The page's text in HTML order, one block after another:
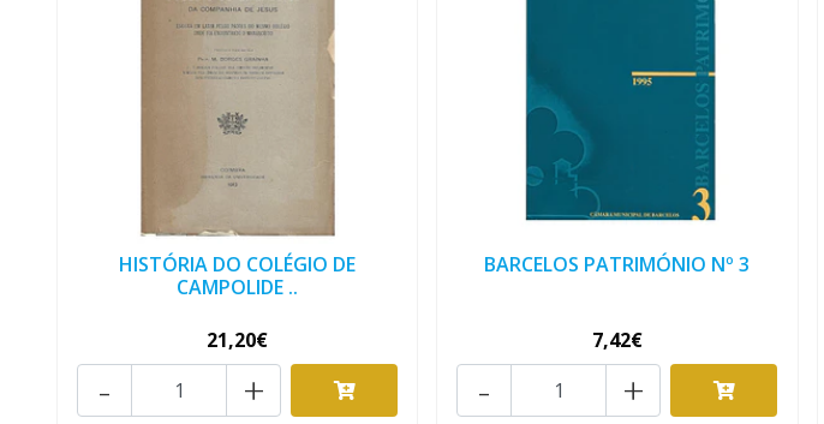
HISTÓRIA DO COLÉGIO DE
CAMPOLIDE ..
21,20€
+
-
BARCELOS PATRIMÓNIO Nº 3
7,42€
+
-